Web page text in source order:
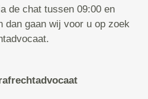
de chat tussen 09:00 en
dan gaan wij voor u op zoek